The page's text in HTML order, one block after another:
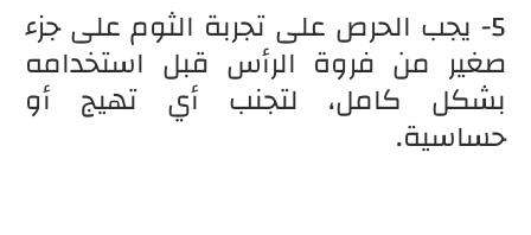
5- يجب الحرص على تجربة الثوم على جزء
صغير من فروة الرأس قبل استخدامه
بشكل كامل، لتجنب أي تهيج أو
حساسية.